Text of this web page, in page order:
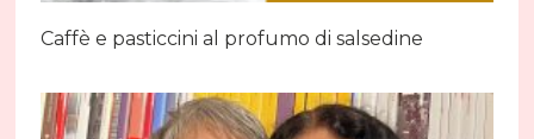
Caffè e pasticcini al profumo di salsedine